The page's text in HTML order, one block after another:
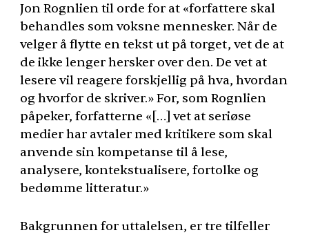
Jon Rognlien til orde for at «forfattere skal
behandles som voksne mennesker. Når de
velger å flytte en tekst ut på torget, vet de at
de ikke lenger hersker over den. De vet at
lesere vil reagere forskjellig på hva, hvordan
og hvorfor de skriver.» For, som Rognlien
påpeker, forfatterne «[…] vet at seriøse
medier har avtaler med kritikere som skal
anvende sin kompetanse til å lese,
analysere, kontekstualisere, fortolke og
bedømme litteratur.»
Bakgrunnen for uttalelsen, er tre tilfeller